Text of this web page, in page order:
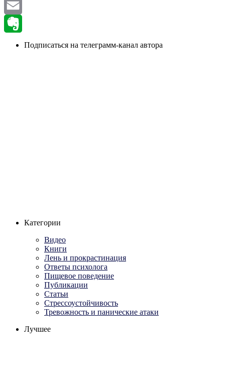
VK
Email
EvernoteПодписаться на телеграмм-канал автора
Категории
Видео
Книги
Лень и прокрастинация
Ответы психолога
Пищевое поведение
Публикации
Статьи
Стрессоустойчивость
Тревожность и панические атаки
Лучшее